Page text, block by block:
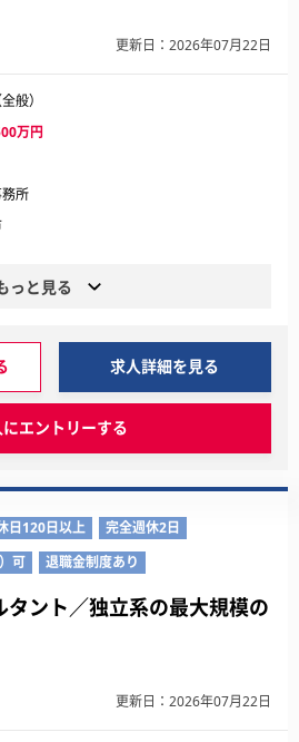
更新日：2026年07月22日
般）
万円
所
っと見る
求人詳細を見る
エントリーする
日120日以上
完全週休2日
可
退職金制度あり
ント／独立系の最大規模の
更新日：2026年07月22日